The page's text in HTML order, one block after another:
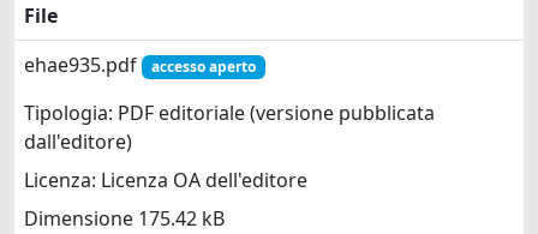
File
ehae935.pdf
accesso aperto
Tipologia: PDF editoriale (versione pubblicata
dall'editore)
Licenza: Licenza OA dell'editore
Dimensione 175.42 kB